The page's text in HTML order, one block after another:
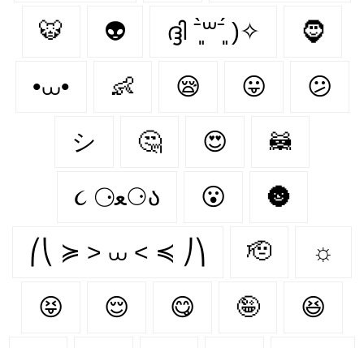
🐯 👽 ദ്ദി ˉ͈̀꒳ˉ͈́ )✧ 🧔
•⩊• 👶 😪 😛 😕
シ 🤔 😍 🦝
૮ ⚆ﻌ⚆ა 😮 🌚
⎛⎝ ≽ > ⩊ < ≼ ⎠⎞ 🫡 ☼
😝 😌 😋 🤪 😆